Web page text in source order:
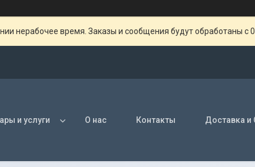
нерабочее время. Заказы и сообщения будут обработаны с
и услуги О нас Контакты Доставка и